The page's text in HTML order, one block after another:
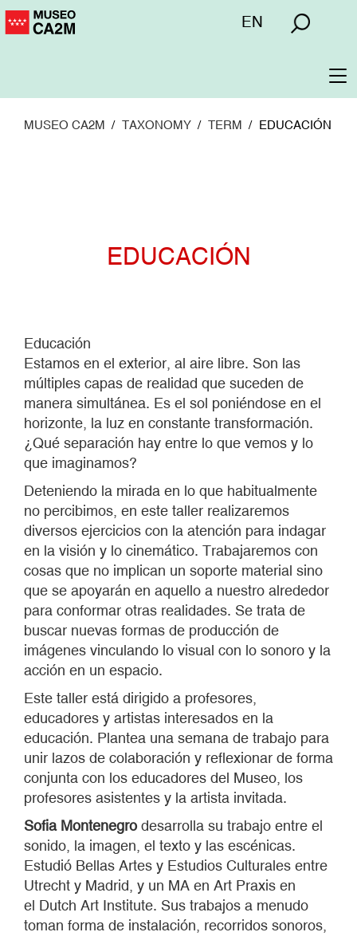
Pasar
Menú
EN
MUSEO CA2M TAXONOMY TERM EDUCACIÓN
EDUCACIÓN
Educación
Estamos en el exterior, al aire libre. Son las
múltiples capas de realidad que suceden de
manera simultánea. Es el sol poniéndose en el
horizonte, la luz en constante transformación.
¿Qué separación hay entre lo que vemos y lo
que imaginamos?
Deteniendo la mirada en lo que habitualmente
no percibimos, en este taller realizaremos
diversos ejercicios con la atención para indagar
en la visión y lo cinemático. Trabajaremos con
cosas que no implican un soporte material sino
que se apoyarán en aquello a nuestro alrededor
para conformar otras realidades. Se trata de
buscar nuevas formas de producción de
imágenes vinculando lo visual con lo sonoro y la
acción en un espacio.
Este taller está dirigido a profesores,
educadores y artistas interesados en la
educación. Plantea una semana de trabajo para
unir lazos de colaboración y reflexionar de forma
conjunta con los educadores del Museo, los
profesores asistentes y la artista invitada.
Sofia Montenegro desarrolla su trabajo entre el
sonido, la imagen, el texto y las escénicas.
Estudió Bellas Artes y Estudios Culturales entre
Utrecht y Madrid, y un MA en Art Praxis en
el Dutch Art Institute. Sus trabajos a menudo
toman forma de instalación, recorridos sonoros,